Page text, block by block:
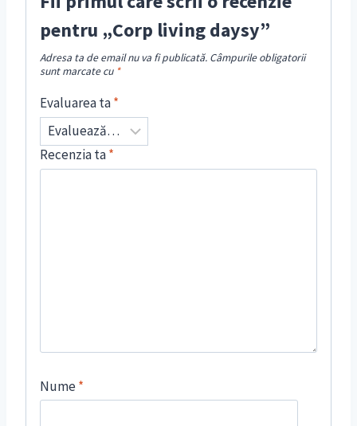
pentru „Corp living daysy”
Adresa ta de email nu va fi publicată. Câmpurile obligatorii
sunt marcate cu *
Evaluarea ta*
Recenzia ta*
Nume*